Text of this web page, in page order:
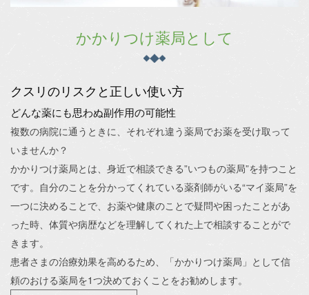
かかりつけ薬局として
クスリのリスクと正しい使い方
どんな薬にも思わぬ副作用の可能性
複数の病院に通うときに、それぞれ違う薬局でお薬を受け取って
いませんか？
かかりつけ薬局とは、身近で相談できる”いつもの薬局”を持つこと
です。自分のことを分かってくれている薬剤師がいる“マイ薬局”を
一つに決めることで、お薬や健康のことで疑問や困ったことがあ
った時、体質や病歴などを理解してくれた上で相談することがで
きます。
患者さまの治療効果を高めるため、「かかりつけ薬局」として信
頼のおける薬局を1つ決めておくことをお勧めします。